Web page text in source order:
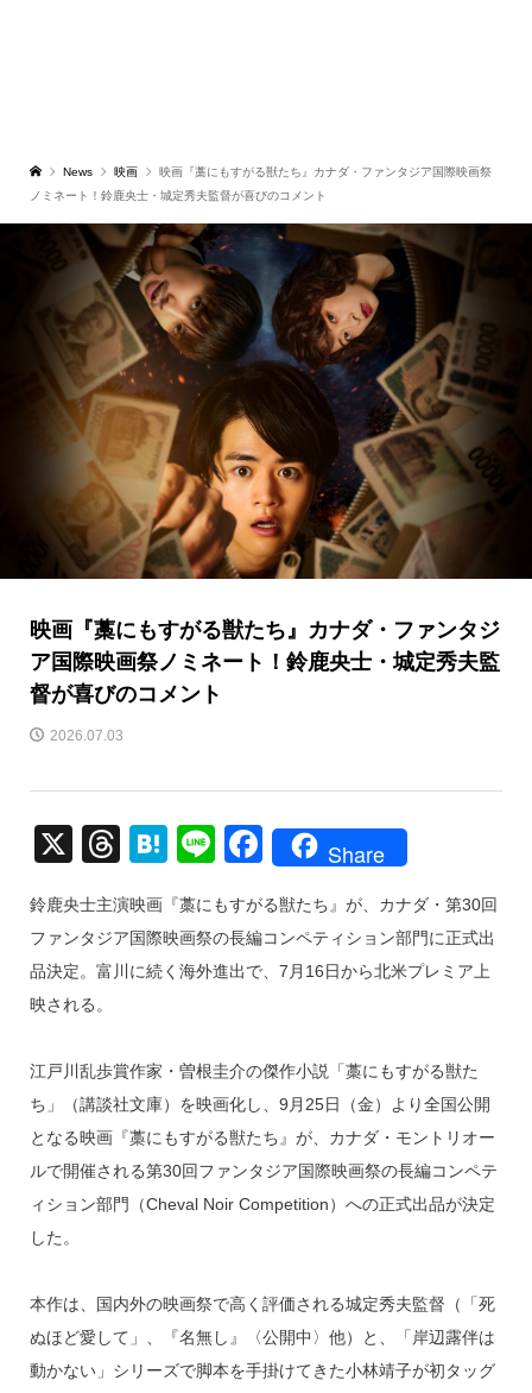
News 映画
映画『藁にもすがる獣たち』カナダ・ファンタジア国際映画祭
ノミネート！鈴鹿央士・城定秀夫監督が喜びのコメント
映画『藁にもすがる獣たち』カナダ・ファンタジ
ア国際映画祭ノミネート！鈴鹿央士・城定秀夫監
督が喜びのコメント
2026.07.03
X
T
e
a
H
e
n
Li
e
F
c
e
o
k
Share
鈴鹿央士主演映画『藁にもすがる獣たち』が、カナダ・第30回
ファンタジア国際映画祭の長編コンペティション部門に正式出
品決定。富川に続く海外進出で、7月16日から北米プレミア上
映される。
江戸川乱歩賞作家・曽根圭介の傑作小説「藁にもすがる獣た
ち」（講談社文庫）を映画化し、9月25日（金）より全国公開
となる映画『藁にもすがる獣たち』が、カナダ・モントリオー
ルで開催される第30回ファンタジア国際映画祭の長編コンペテ
ィション部門（Cheval Noir Competition）への正式出品が決定
した。
本作は、国内外の映画祭で高く評価される城定秀夫監督（「死
ぬほど愛して」、『名無し』〈公開中〉他）と、「岸辺露伴は
動かない」シリーズで脚本を手掛けてきた小林靖子が初タッグ